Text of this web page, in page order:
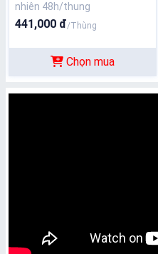
nhiên 48h/thung
441,000 đ/Thùng
Chọn mua